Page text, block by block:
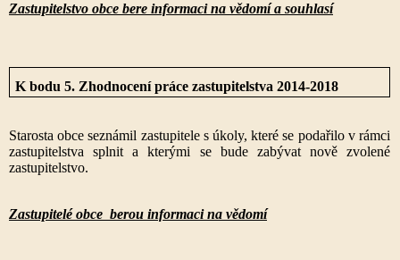
Zastupitelstvo obce bere informaci na vědomí a souhlasí
K bodu 5. Zhodnocení práce zastupitelstva 2014-2018
Starosta obce seznámil zastupitele s úkoly, které se podařilo v rámci
zastupitelstva splnit a kterými se bude zabývat nově zvolené
zastupitelstvo.
Zastupitelé obce berou informaci na vědomí